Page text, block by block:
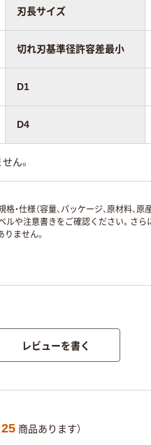
刃長サイズ
切れ刃基準径許容差最小
D1
D4
ん。
仕様（容量、パッケージ、原材料、
や注意書きをご確認ください。さら
りません。
レビューを書く
25 商品あります）